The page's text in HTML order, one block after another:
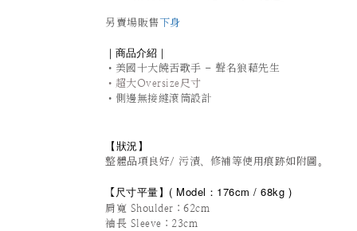
另賣場販售下身
｜商品介紹｜
•美國十大饒舌歌手 - 聲名狼藉先生
•超大Oversize尺寸
•側邊無接縫滾筒設計
【狀況 】
整體品項良好/ 污漬、修補等使用痕跡如附圖。
【 尺寸平量】( Model：176cm / 68kg )
肩寬 Shoulder：62cm
袖長 Sleeve：23cm